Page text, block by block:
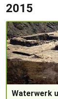
2015
Waterwerk